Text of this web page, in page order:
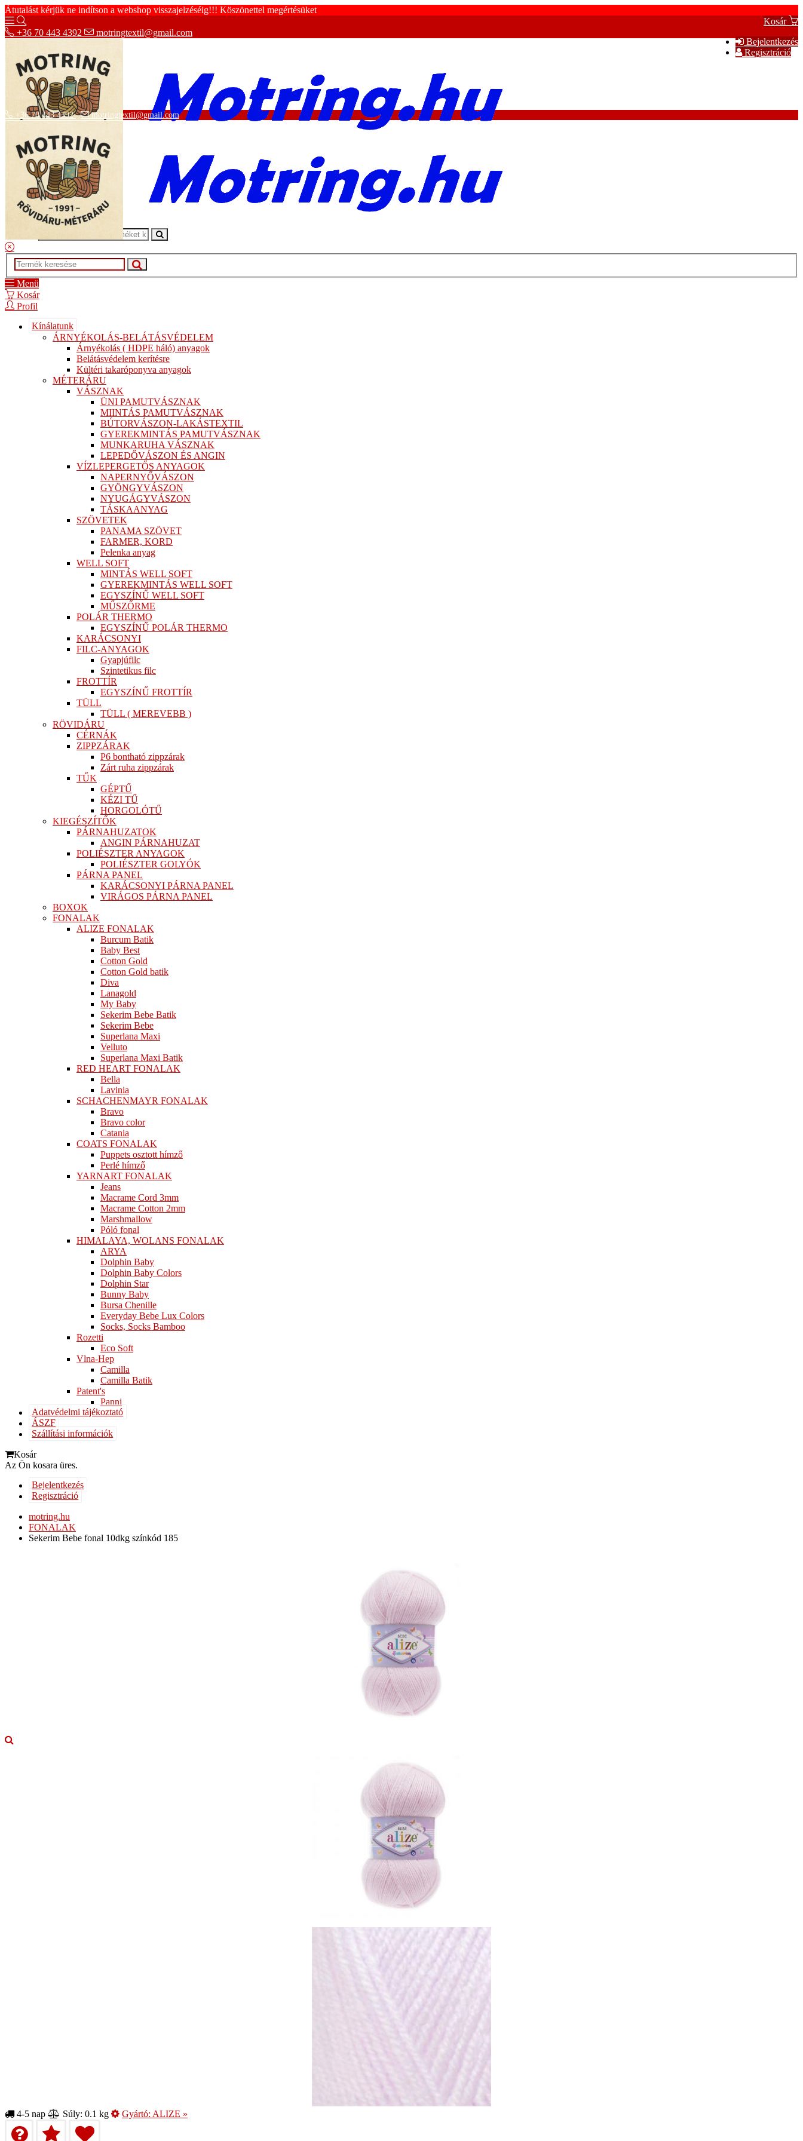
Átutalást kérjük ne indítson a webshop visszajelzéséig!!! Köszönettel megértésüket
Kosár
Bejelentkezés
Regisztráció
+36 70 443 4392 motringtextil@gmail.com
Adatvédelmi tájékoztató
ÁSZF
Szállítási információk
+36 70 443 4392 motringtextil@gmail.com
Menü
Kosár
Profil
Kínálatunk
ÁRNYÉKOLÁS-BELÁTÁSVÉDELEM
Árnyékolás ( HDPE háló) anyagok
Belátásvédelem kerítésre
Kültéri takaróponyva anyagok
MÉTERÁRU
VÁSZNAK
ÜNI PAMUTVÁSZNAK
MIINTÁS PAMUTVÁSZNAK
BÚTORVÁSZON-LAKÁSTEXTIL
GYEREKMINTÁS PAMUTVÁSZNAK
MUNKARUHA VÁSZNAK
LEPEDŐVÁSZON ÉS ANGIN
VÍZLEPERGETŐS ANYAGOK
NAPERNYŐVÁSZON
GYÖNGYVÁSZON
NYUGÁGYVÁSZON
TÁSKAANYAG
SZÖVETEK
PANAMA SZÖVET
FARMER, KORD
Pelenka anyag
WELL SOFT
MINTÁS WELL SOFT
GYEREKMINTÁS WELL SOFT
EGYSZÍNŰ WELL SOFT
MŰSZŐRME
POLÁR THERMO
EGYSZÍNŰ POLÁR THERMO
KARÁCSONYI
FILC-ANYAGOK
Gyapjúfilc
Szintetikus filc
FROTTÍR
EGYSZÍNŰ FROTTÍR
TÜLL
TÜLL ( MEREVEBB )
RÖVIDÁRU
CÉRNÁK
ZIPPZÁRAK
P6 bontható zippzárak
Zárt ruha zippzárak
TŰK
GÉPTŰ
KÉZI TŰ
HORGOLÓTŰ
KIEGÉSZÍTŐK
PÁRNAHUZATOK
ANGIN PÁRNAHUZAT
POLIÉSZTER ANYAGOK
POLIÉSZTER GOLYÓK
PÁRNA PANEL
KARÁCSONYI PÁRNA PANEL
VIRÁGOS PÁRNA PANEL
BOXOK
FONALAK
ALIZE FONALAK
Burcum Batik
Baby Best
Cotton Gold
Cotton Gold batik
Diva
Lanagold
My Baby
Sekerim Bebe Batik
Sekerim Bebe
Superlana Maxi
Velluto
Superlana Maxi Batik
RED HEART FONALAK
Bella
Lavinia
SCHACHENMAYR FONALAK
Bravo
Bravo color
Catania
COATS FONALAK
Puppets osztott hímző
Perlé hímző
YARNART FONALAK
Jeans
Macrame Cord 3mm
Macrame Cotton 2mm
Marshmallow
Póló fonal
HIMALAYA, WOLANS FONALAK
ARYA
Dolphin Baby
Dolphin Baby Colors
Dolphin Star
Bunny Baby
Bursa Chenille
Everyday Bebe Lux Colors
Socks, Socks Bamboo
Rozetti
Eco Soft
Vlna-Hep
Camilla
Camilla Batik
Patent's
Panni
Adatvédelmi tájékoztató
ÁSZF
Szállítási információk
Kosár
Az Ön kosara üres.
Bejelentkezés
Regisztráció
motring.hu
FONALAK
Sekerim Bebe fonal 10dkg színkód 185
4-5 nap Súly: 0.1 kg Gyártó: ALIZE »